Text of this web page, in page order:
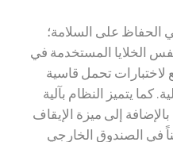
الحفاظ على السلامة؛
إليمينتا 2 برو نفس الخلايا المستخدمة في
لاختبارات تحمل قاسية
كما يتميز النظام بآلية
إلى ميزة الإيقاف
في الصندوق الخارجي